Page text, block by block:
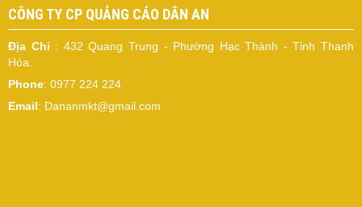
CÔNG TY CP QUẢNG CÁO DÂN AN
Địa Chỉ : 432 Quang Trung - Phường Hạc Thành - Tỉnh Thanh
Hóa.
Phone: 0977 224 224
Email: Dananmkt@gmail.com